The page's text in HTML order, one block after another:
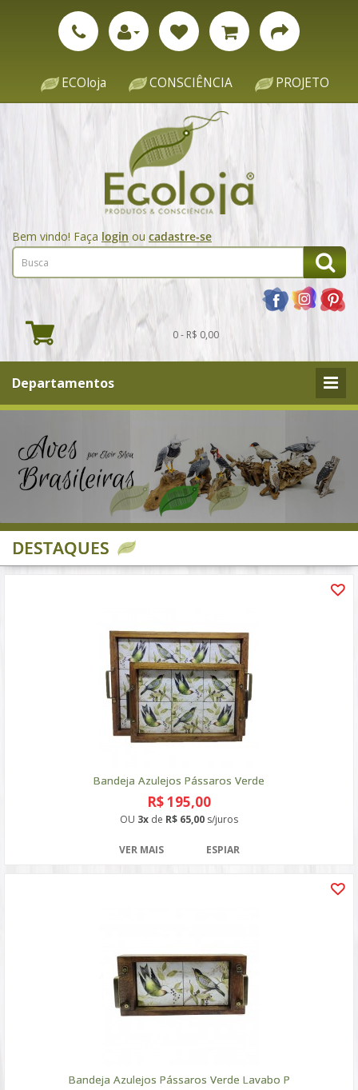
ECOloja CONSCIÊNCIA PROJETO
Bem vindo! Faça login ou cadastre-se
0 - R$ 0,00
Departamentos
DESTAQUES
Bandeja Azulejos Pássaros Verde
R$ 195,00
OU 3x de R$ 65,00 s/juros
VER MAIS ESPIAR
Bandeja Azulejos Pássaros Verde Lavabo P